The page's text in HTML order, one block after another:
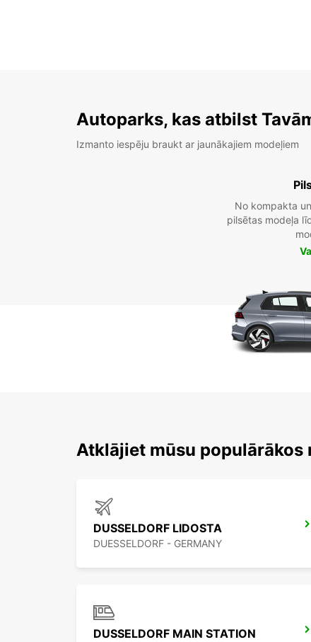
Autoparks, kas atbilst
Izmanto iespēju braukt ar jaunākajiem modeļiem
No kompakta
pilsētas modeļa
Atklājiet mūsu populārākos
DUSSELDORF LIDOSTA
DUESSELDORF - GERMANY
DUSSELDORF MAIN STATION